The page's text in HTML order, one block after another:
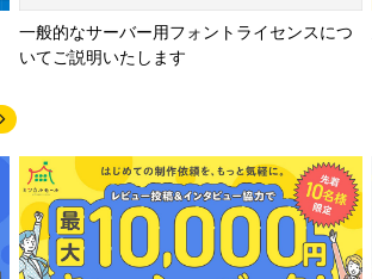
一般的なサーバー用フォントライセンスにつ
いてご説明いたします